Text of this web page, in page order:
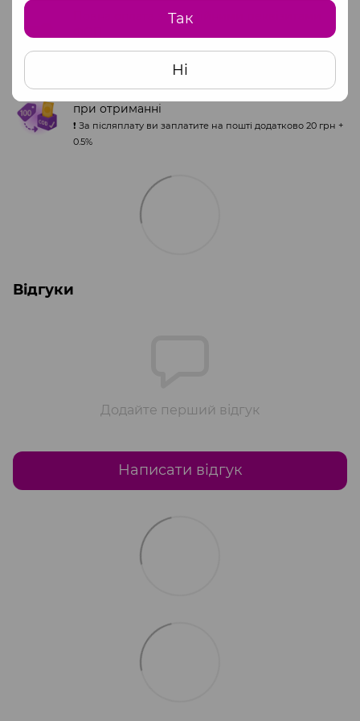
Так
Ні
Повна оплата за офіційними реквізитами
Звертайтесь до менеджера для отримання
Часткова передплата (100 грн) + післяплата
при отриманні
❗️ За післяплату ви заплатите на пошті додатково 20 грн +
0.5%
Відгуки
Додайте перший відгук
Написати відгук